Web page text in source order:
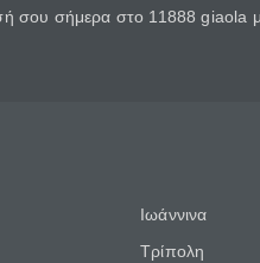
σου σήμερα στο 11888 giaola
Ιωάννινα
Τρίπολη